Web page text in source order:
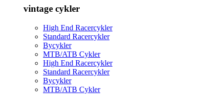
vintage cykler
High End Racercykler
Standard Racercykler
Bycykler
MTB/ATB Cykler
High End Racercykler
Standard Racercykler
Bycykler
MTB/ATB Cykler